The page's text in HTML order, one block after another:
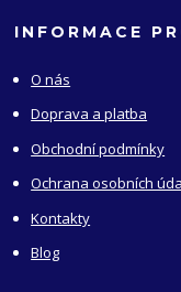
INFORMACE
O nás
Doprava a platba
Obchodní podmínky
Ochrana osobních
Kontakty
Blog